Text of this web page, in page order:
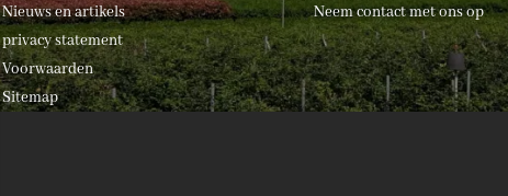
Nieuws en artikels
privacy statement
Voorwaarden
Sitemap
Neem contact met ons op